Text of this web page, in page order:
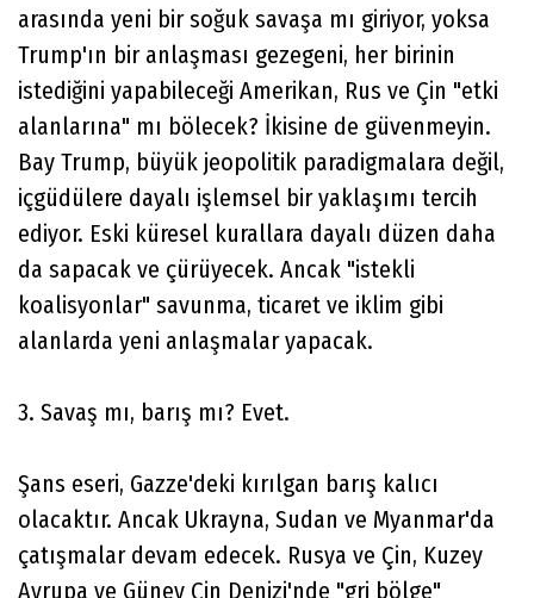
arasında yeni bir soğuk savaşa mı giriyor, yoksa
Trump'ın bir anlaşması gezegeni, her birinin
istediğini yapabileceği Amerikan, Rus ve Çin "etki
alanlarına" mı bölecek? İkisine de güvenmeyin.
Bay Trump, büyük jeopolitik paradigmalara değil,
içgüdülere dayalı işlemsel bir yaklaşımı tercih
ediyor. Eski küresel kurallara dayalı düzen daha
da sapacak ve çürüyecek. Ancak "istekli
koalisyonlar" savunma, ticaret ve iklim gibi
alanlarda yeni anlaşmalar yapacak.
3. Savaş mı, barış mı? Evet.
Şans eseri, Gazze'deki kırılgan barış kalıcı
olacaktır. Ancak Ukrayna, Sudan ve Myanmar'da
çatışmalar devam edecek. Rusya ve Çin, Kuzey
Avrupa ve Güney Çin Denizi'nde "gri bölge"